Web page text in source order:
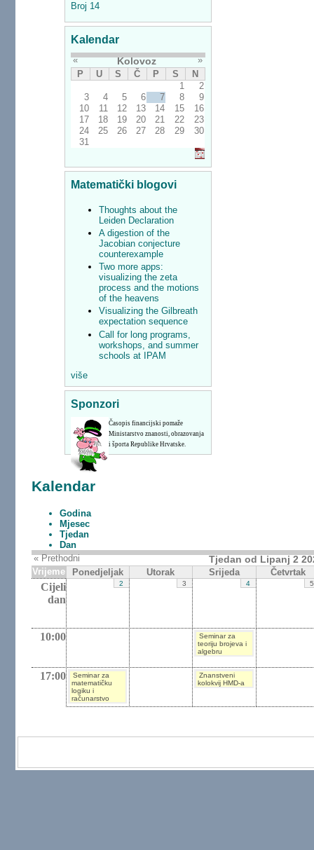
Broj 14
Kalendar
« Kolovoz
»
P
U S Č P S
N
1
2
3
4 5 6 7 8
9
10
11 12 13 14 15
16
17
18 19 20 21 22
23
24
25 26 27 28 29
30
31
Matematički blogovi
Thoughts about the
Leiden Declaration
A digestion of the
Jacobian conjecture
counterexample
Two more apps:
visualizing the zeta
process and the motions
of the heavens
Visualizing the Gilbreath
expectation sequence
Call for long programs,
workshops, and summer
schools at IPAM
više
Sponzori
Časopis financijski pomaže
Ministarstvo znanosti, obrazovanja
i športa Republike Hrvatske.
Kalendar
Godina
Mjesec
Tjedan
Dan
« Prethodni
Tjedan od Lipanj 2
Vrijeme Ponedjeljak Utorak Srijeda Četvrtak
Cijeli
dan
2 3 4 5
10:00
Seminar za
teoriju brojeva i
algebru
17:00
Seminar za
matematičku
logiku i
računarstvo
Znanstveni
kolokvij HMD-a